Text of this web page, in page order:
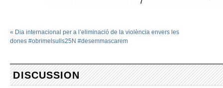
« Dia internacional per a l’eliminació de la violència envers les
dones #obrimelsulls25N #desemmascarem
DISCUSSION